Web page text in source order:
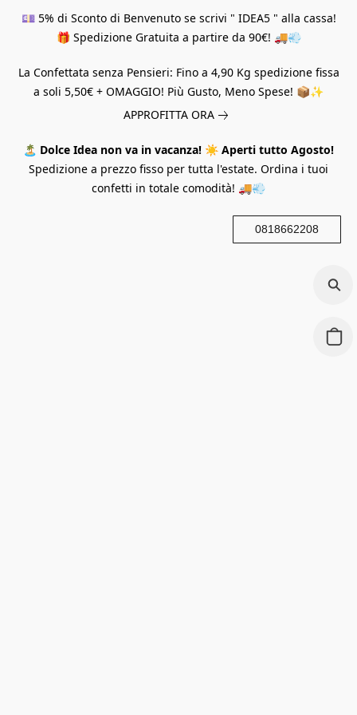
💷 5% di Sconto di Benvenuto se scrivi " IDEA5 " alla cassa!
🎁 Spedizione Gratuita a partire da 90€! 🚚💨
La Confettata senza Pensieri: Fino a 4,90 Kg spedizione fissa
a soli 5,50€ + OMAGGIO! Più Gusto, Meno Spese! 📦✨
APPROFITTA ORA
🏝️ Dolce Idea non va in vacanza! ☀️ Aperti tutto Agosto!
Spedizione a prezzo fisso per tutta l'estate. Ordina i tuoi
confetti in totale comodità! 🚚💨
0818662208